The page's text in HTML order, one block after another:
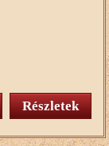
Részletek